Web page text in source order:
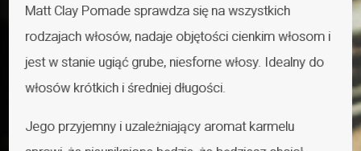
Matt Clay Pomade sprawdza się na wszystkich
rodzajach włosów, nadaje objętości cienkim włosom i
jest w stanie ugiąć grube, niesforne włosy. Idealny do
włosów krótkich i średniej długości.
Jego przyjemny i uzależniający aromat karmelu